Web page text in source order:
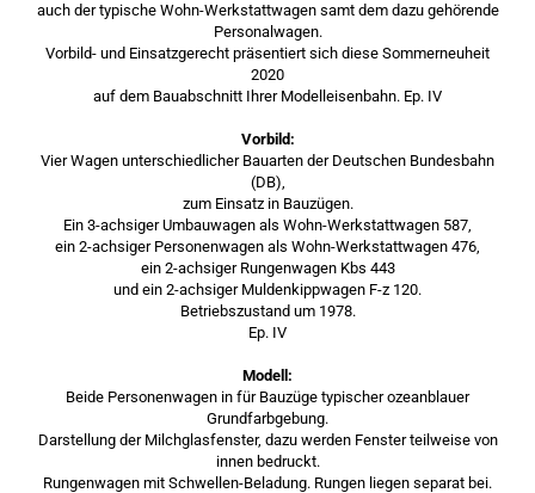
auch der typische Wohn-Werkstattwagen samt dem dazu gehörende
Personalwagen.
Vorbild- und Einsatzgerecht präsentiert sich diese Sommerneuheit
2020
auf dem Bauabschnitt Ihrer Modelleisenbahn. Ep. IV
Vorbild:
Vier Wagen unterschiedlicher Bauarten der Deutschen Bundesbahn
(DB),
zum Einsatz in Bauzügen.
Ein 3-achsiger Umbauwagen als Wohn-Werkstattwagen 587,
ein 2-achsiger Personenwagen als Wohn-Werkstattwagen 476,
ein 2-achsiger Rungenwagen Kbs 443
und ein 2-achsiger Muldenkippwagen F-z 120.
Betriebszustand um 1978.
Ep. IV
Modell:
Beide Personenwagen in für Bauzüge typischer ozeanblauer
Grundfarbgebung.
Darstellung der Milchglasfenster, dazu werden Fenster teilweise von
innen bedruckt.
Rungenwagen mit Schwellen-Beladung. Rungen liegen separat bei.